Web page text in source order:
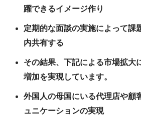
躍できるイメージ作り
定期的な面談の実施によって課
内共有する
その結果、下記による市場拡大
増加を実現しています。
外国人の母国にいる代理店や顧
ュニケーションの実現